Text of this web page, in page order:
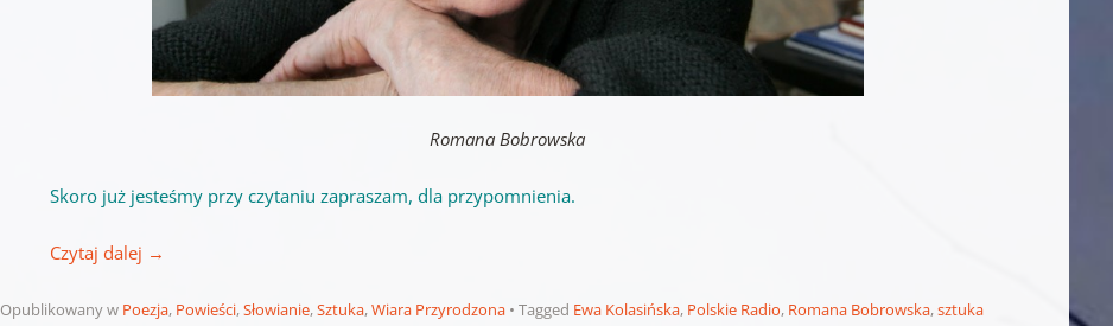
Romana Bobrowska
Skoro już jesteśmy przy czytaniu zapraszam, dla przypomnienia.
Czytaj dalej →
Opublikowany w Poezja, Powieści,Słowianie,Sztuka,Wiara Przyrodzona Tagged Ewa Kolasińska, Polskie Radio, Romana Bobrowska,sztuka